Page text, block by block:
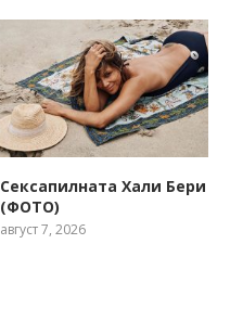
Сексапилната Хали Бери
(ФОТО)
август 7, 2026